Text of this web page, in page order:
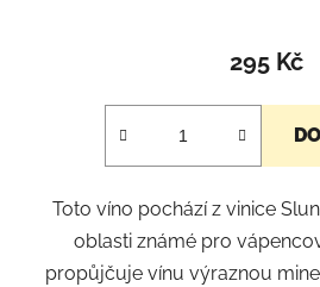
295 Kč
Toto víno pochází z vinice
oblasti známé pro
propůjčuje vínu výraznou